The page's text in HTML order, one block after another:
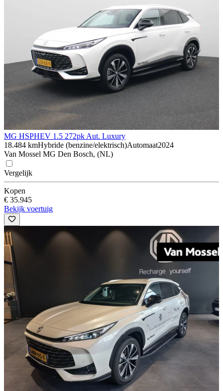
MG HSPHEV 1.5 272pk Aut. Luxury
18.484 kmHybride (benzine/elektrisch)Automaat2024
Van Mossel MG Den Bosch, (NL)
Vergelijk
Kopen
€ 35.945
Bekijk voertuig